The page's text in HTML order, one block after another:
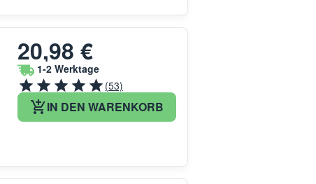
20,98 €
1-2 Werktage
(53)
IN DEN WARENKORB